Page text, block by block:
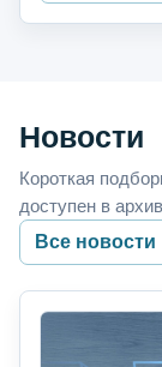
Новости
Короткая
доступен в
Все новости